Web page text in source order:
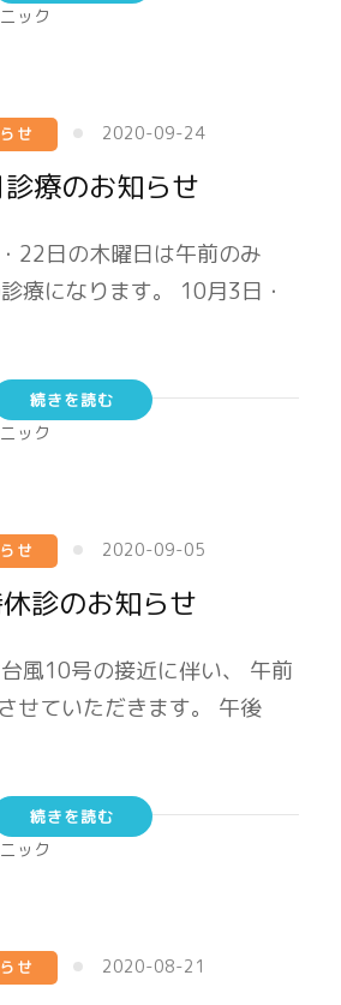
ック
せ 2020-09-24
療のお知らせ
22日の木曜日は午前のみ
療になります。 10月3日・
続きを読む
ック
せ 2020-09-05
診のお知らせ
風10号の接近に伴い、 午前
せていただきます。 午後
続きを読む
ック
せ 2020-08-21